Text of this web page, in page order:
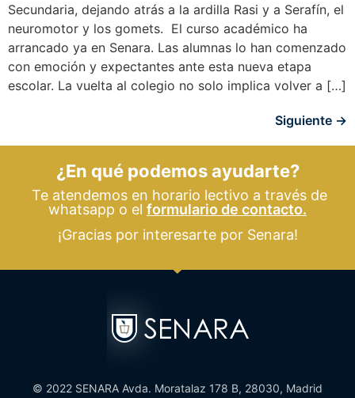
Secundaria, dejando atrás a la ardilla Rasi y a Serafín, el
neuromotor y los gomets. El curso académico ha
arrancado ya en Senara. Las alumnas lo han comenzado
con emoción y expectantes ante esta nueva etapa
escolar. La vuelta al colegio no solo implica volver a […]
Siguiente →
¿En qué podemos ayudarte?
Te atendemos en horario lectivo a través de
whatsapp o el formulario de contacto.
¡Gracias por interesarte por Senara!
© 2022 SENARA Avda. Moratalaz 178 B, 28030, Madrid